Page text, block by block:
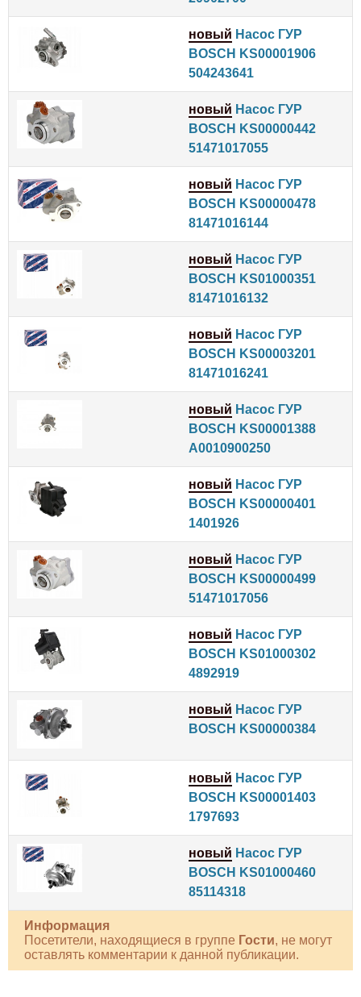
новый Насос ГУР
BOSCH KS00001906
504243641
новый Насос ГУР
BOSCH KS00000442
51471017055
новый Насос ГУР
BOSCH KS00000478
81471016144
новый Насос ГУР
BOSCH KS01000351
81471016132
новый Насос ГУР
BOSCH KS00003201
81471016241
новый Насос ГУР
BOSCH KS00001388
A0010900250
новый Насос ГУР
BOSCH KS00000401
1401926
новый Насос ГУР
BOSCH KS00000499
51471017056
новый Насос ГУР
BOSCH KS01000302
4892919
новый Насос ГУР
BOSCH KS00000384
новый Насос ГУР
BOSCH KS00001403
1797693
новый Насос ГУР
BOSCH KS01000460
85114318
Информация
Посетители, находящиеся в группе Гости, не могут
оставлять комментарии к данной публикации.